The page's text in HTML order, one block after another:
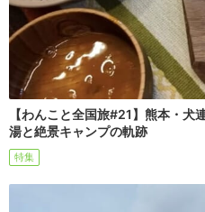
【わんこと全国旅#21】熊本・犬
湯と絶景キャンプの軌跡
特集